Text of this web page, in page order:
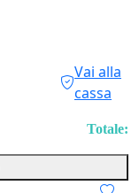
Vai alla
cassa
Totale: